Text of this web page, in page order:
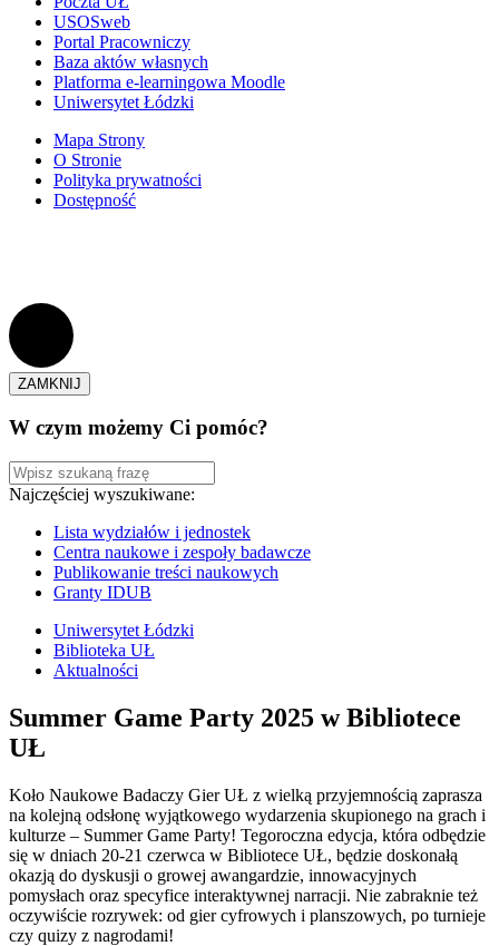
USOSweb
Portal Pracowniczy
Baza aktów własnych
Platforma e-learningowa Moodle
Uniwersytet Łódzki
Mapa Strony
O Stronie
Polityka prywatności
Dostępność
ZAMKNIJ
W czym możemy Ci pomóc?
Najczęściej wyszukiwane:
Lista wydziałów i jednostek
Centra naukowe i zespoły badawcze
Publikowanie treści naukowych
Granty IDUB
Uniwersytet Łódzki
Biblioteka UŁ
Aktualności
Summer Game Party 2025 w Bibliotece
UŁ
Koło Naukowe Badaczy Gier UŁ z wielką przyjemnością zaprasza
na kolejną odsłonę wyjątkowego wydarzenia skupionego na grach i
kulturze – Summer Game Party! Tegoroczna edycja, która odbędzie
się w dniach 20-21 czerwca w Bibliotece UŁ, będzie doskonałą
okazją do dyskusji o growej awangardzie, innowacyjnych
pomysłach oraz specyfice interaktywnej narracji. Nie zabraknie też
oczywiście rozrywek: od gier cyfrowych i planszowych, po turnieje
czy quizy z nagrodami!